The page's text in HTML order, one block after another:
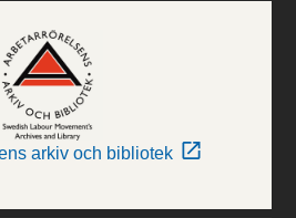
arkiv och bibliotek